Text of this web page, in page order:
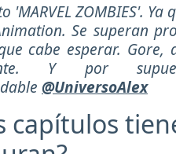
'MARVEL ZOMBIES'.
Se superan
cabe esperar.
Y por
@UniversoAlex
capítulos